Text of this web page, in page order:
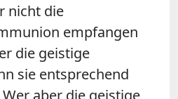
nicht die
empfangen
die geistige
sie entsprechend
aber die geistige